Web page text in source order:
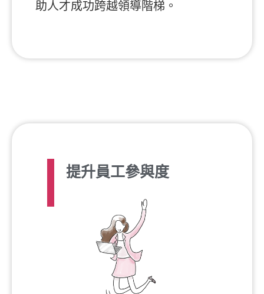
助人才成功跨越領導階梯。
提升員工參與度